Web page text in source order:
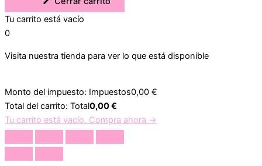
Tu carrito está vacío
0
Visita nuestra tienda para ver lo que está disponible
Monto del impuesto: Impuestos0,00 €
Total del carrito: Total0,00€
Tu carrito está vacío. Compra ahora →